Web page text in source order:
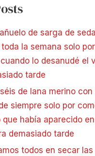
de sarga de
la semana solo por
lo desanudé el
tarde
de lana merino con
siempre solo por
había aparecido
demasiado tarde
todos en secar las